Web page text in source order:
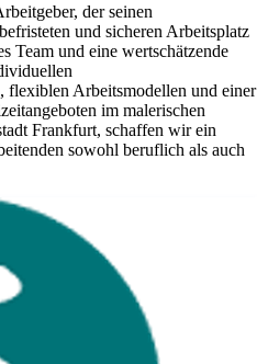
der seinen
und sicheren Arbeitsplatz
Team und eine wertschätzende
Arbeitsmodellen und einer
im malerischen
Frankfurt, schaffen wir ein
sowohl beruflich als auch